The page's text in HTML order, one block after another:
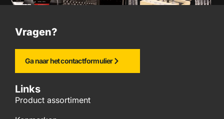
Vragen?
Ga naar het contactformulier
Links
Product assortiment